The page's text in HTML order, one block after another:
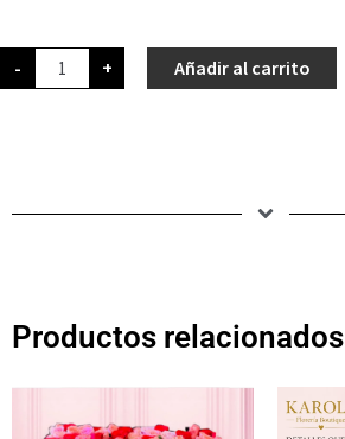
- + Añadir al carrito
Productos relacionados